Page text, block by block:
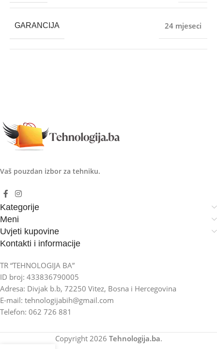
GARANCIJA 24 mjeseci
Vaš pouzdan izbor za tehniku.
Kategorije
Meni
Uvjeti kupovine
Kontakti i informacije
TR “TEHNOLOGIJA BA”
ID broj: 433836790005
Adresa: Divjak b.b, 72250 Vitez, Bosna i Hercegovina
E-mail: tehnologijabih@gmail.com
Telefon: 062 726 881
Copyright 2026 Tehnologija.ba.